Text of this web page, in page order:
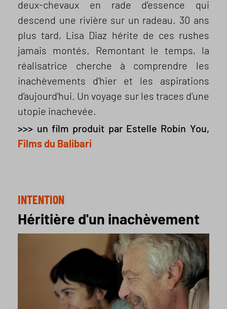
deux-chevaux en rade d’essence qui
descend une rivière sur un radeau. 30 ans
plus tard, Lisa Diaz hérite de ces rushes
jamais montés. Remontant le temps, la
réalisatrice cherche à comprendre les
inachèvements d’hier et les aspirations
d’aujourd’hui. Un voyage sur les traces d’une
utopie inachevée.
>>> un film produit par Estelle Robin You,
Films du Balibari
INTENTION
Héritière d'un inachèvement